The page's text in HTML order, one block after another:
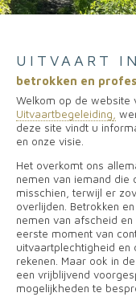
UITVAART
betrokken en
Welkom op de website
Uitvaartbegeleiding,
deze site vindt u
en onze visie.
Het overkomt ons
nemen van iemand die
misschien, terwijl er
overlijden. Betrokken
nemen van afscheid
eerste moment van
uitvaartplechtigheid en
rekenen. Maar ook in
een vrijblijvend
mogelijkheden te